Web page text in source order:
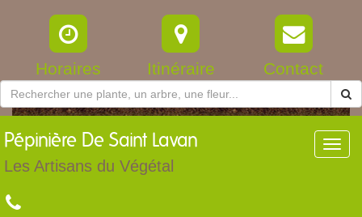
Horaires Itinéraire Contact
Pépinière De Saint Lavan
Les Artisans du Végétal